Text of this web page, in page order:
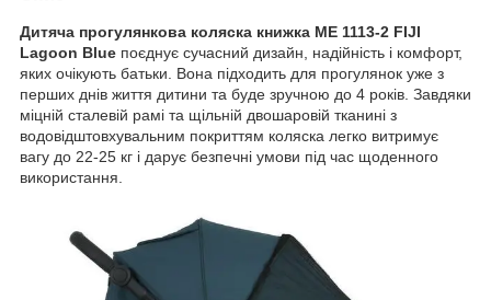
Дитяча прогулянкова коляска книжка ME 1113-2 FIJI
Lagoon Blue поєднує сучасний дизайн, надійність і комфорт,
яких очікують батьки. Вона підходить для прогулянок уже з
перших днів життя дитини та буде зручною до 4 років. Завдяки
міцній сталевій рамі та щільній двошаровій тканині з
водовідштовхувальним покриттям коляска легко витримує
вагу до 22-25 кг і дарує безпечні умови під час щоденного
використання.